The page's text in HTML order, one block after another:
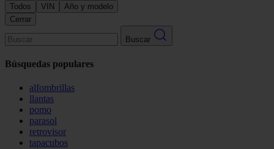
Todos VIN
Año y modelo
Cerrar
Buscar
Búsquedas populares
alfombrillas
llantas
pomo
parasol
retrovisor
tapacubos